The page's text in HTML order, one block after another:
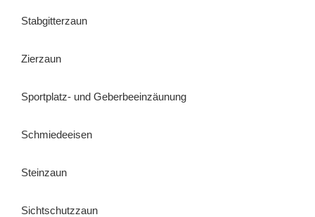
Stabgitterzaun
Zierzaun
Sportplatz- und Geberbeeinzäunung
Schmiedeeisen
Steinzaun
Sichtschutzzaun